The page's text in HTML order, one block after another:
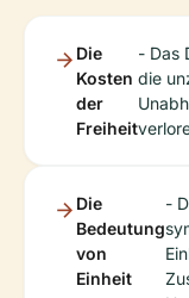
Die
Kosten
der
Freiheit
- Das
die
Die
Bedeutung
von
Einheit
-